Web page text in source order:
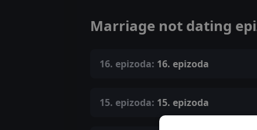
Marriage not dating
16. epizoda: 16. epizoda
15. epizoda: 15. epizoda